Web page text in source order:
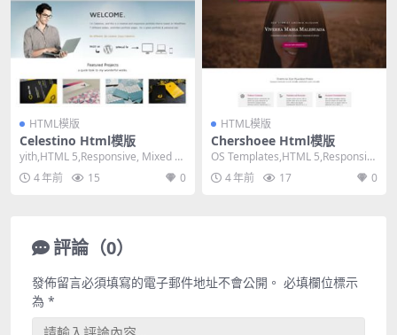
HTML模版
Celestino Html模版
yith,HTML 5,Responsive, Mixed C
olumns,Da...
4 年前 15 0
HTML模版
Chershoee Html模版
OS Templates,HTML 5,Responsiv
e, 4 Column...
4 年前 17 0
評論（0）
發佈留言必須填寫的電子郵件地址不會公開。 必填欄位標示
為 *